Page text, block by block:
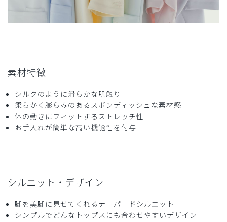
素材特徴
シルクのように滑らかな肌触り
柔らかく膨らみのあるスポンディッシュな素材感
体の動きにフィットするストレッチ性
お手入れが簡単な高い機能性を付与
シルエット・デザイン
脚を美脚に見せてくれるテーパードシルエット
シンプルでどんなトップスにも合わせやすいデザイン